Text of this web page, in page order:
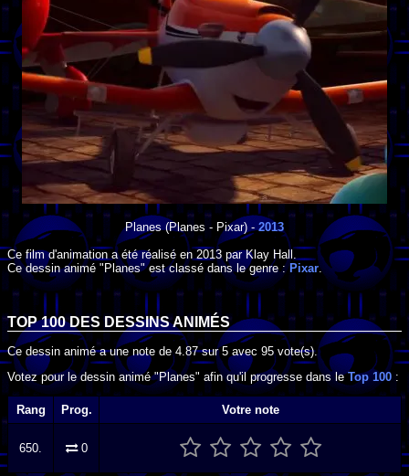
Planes(Planes - Pixar) - 2013
Ce film d'animation a été réalisé en 2013 parKlay Hall
Ce dessin animé "Planes" est classé dans le genre :Pixar.
TOP 100 DESDESSINS ANIMÉS
Ce dessin animé a une note de4.87sur5 avec 95vote(s).
Votez pour le dessin animé "Planes" afin qu'il progresse dans leTop 100 :
Rang Prog. Votre note
650. 0